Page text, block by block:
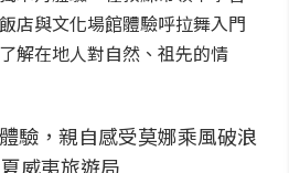
店與文化場館體驗呼拉舞入門
解在地人對自然、祖先的情